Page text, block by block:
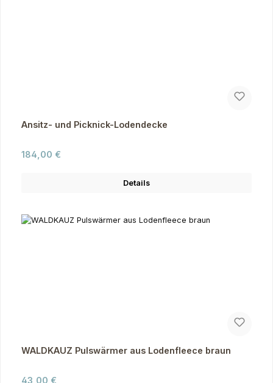
Ansitz- und Picknick-Lodendecke
Regulärer Preis:
184,00 €
Details
WALDKAUZ Pulswärmer aus Lodenfleece braun
Regulärer Preis:
43,00 €